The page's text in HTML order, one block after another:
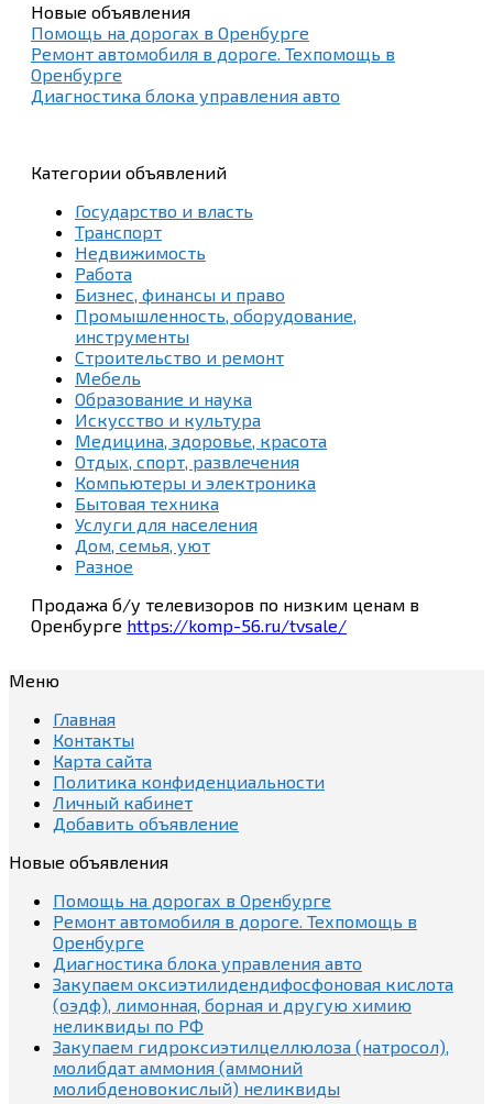
Новые объявления
Помощь на дорогах в Оренбурге
Ремонт автомобиля в дороге. Техпомощь в
Оренбурге
Диагностика блока управления авто
Категории объявлений
Государство и власть
Транспорт
Недвижимость
Работа
Бизнес, финансы и право
Промышленность, оборудование,
инструменты
Строительство и ремонт
Мебель
Образование и наука
Искусство и культура
Медицина, здоровье, красота
Отдых, спорт, развлечения
Компьютеры и электроника
Бытовая техника
Услуги для населения
Дом, семья, уют
Разное
Продажа б/у телевизоров по низким ценам в
Оренбурге https://komp-56.ru/tvsale/
Меню
Главная
Контакты
Карта сайта
Политика конфиденциальности
Личный кабинет
Добавить объявление
Новые объявления
Помощь на дорогах в Оренбурге
Ремонт автомобиля в дороге. Техпомощь в
Оренбурге
Диагностика блока управления авто
Закупаем оксиэтилидендифосфоновая кислота
(оэдф), лимонная, борная и другую химию
неликвиды по РФ
Закупаем гидроксиэтилцеллюлоза (натросол),
молибдат аммония (аммоний
молибденовокислый) неликвиды